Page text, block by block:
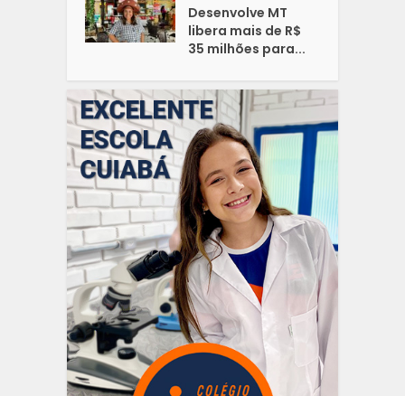
Desenvolve MT
libera mais de R$
35 milhões para...